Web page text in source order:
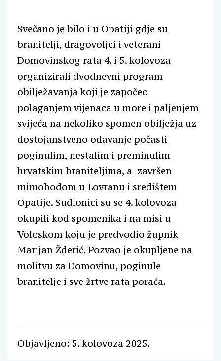
Svečano je bilo i u Opatiji gdje su
branitelji, dragovoljci i veterani
Domovinskog rata 4. i 5. kolovoza
organizirali dvodnevni program
obilježavanja koji je započeo
polaganjem vijenaca u more i paljenjem
svijeća na nekoliko spomen obilježja uz
dostojanstveno odavanje počasti
poginulim, nestalim i preminulim
hrvatskim braniteljima, a završen
mimohodom u Lovranu i središtem
Opatije. Sudionici su se 4. kolovoza
okupili kod spomenika i na misi u
Voloskom koju je predvodio župnik
Marijan Žderić. Pozvao je okupljene na
molitvu za Domovinu, poginule
branitelje i sve žrtve rata poraća.
Objavljeno: 5. kolovoza 2025.